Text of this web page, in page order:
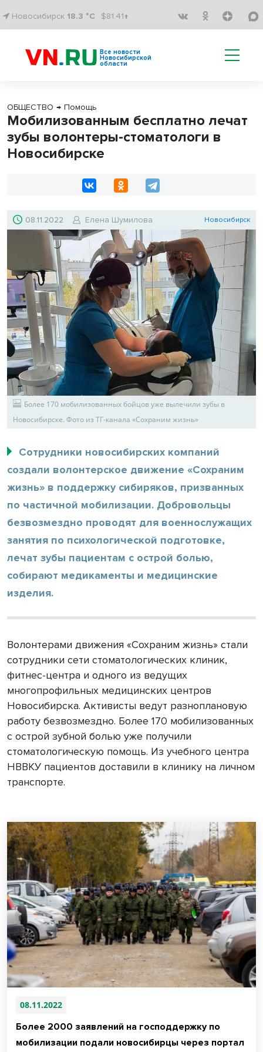
Новосибирск 18.3 °C $81.41↑
Все новости
Новосибирской
области
ОБЩЕСТВО → Помощь
Мобилизованным бесплатно лечат
зубы волонтеры-стоматологи в
Новосибирске
08.11.2022 Елена Шумилова Новосибирск
Более 170 мобилизованных бойцов уже вылечили зубы в
Новосибирске. Фото из ТГ-канала «Сохраним жизнь»
Сотрудники новосибирских компаний
создали волонтерское движение «Сохраним
жизнь» в поддержку сибиряков, призванных
по частичной мобилизации. Добровольцы
безвозмездно проводят для военнослужащих
занятия по психологической подготовке,
лечат зубы пациентам с острой болью,
собирают медикаменты и медицинские
изделия.
Волонтерами движения «Сохраним жизнь» стали
сотрудники сети стоматологических клиник,
фитнес-центра и одного из ведущих
многопрофильных медицинских центров
Новосибирска. Активисты ведут разноплановую
работу безвозмездно. Более 170 мобилизованных
с острой зубной болью уже получили
стоматологическую помощь. Из учебного центра
НВВКУ пациентов доставили в клинику на личном
транспорте.
08.11.2022
Более 2000 заявлений на господдержку по
мобилизации подали новосибирцы через портал